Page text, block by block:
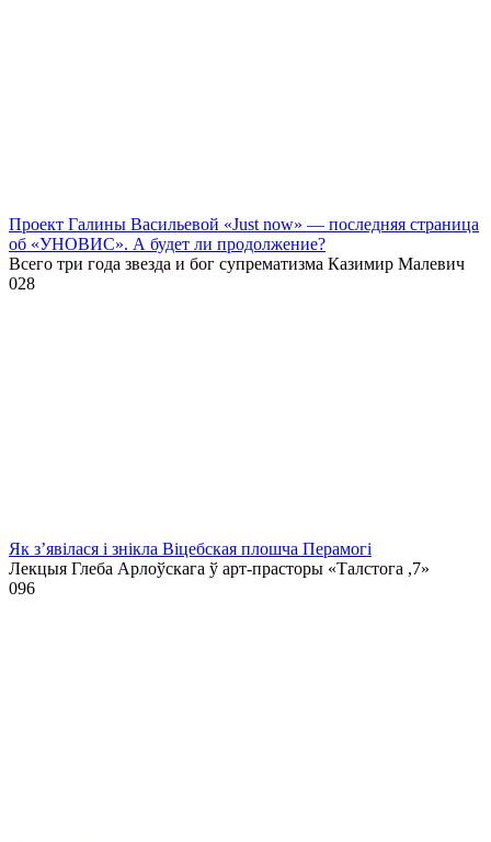
Проект Галины Васильевой «Just now» — последняя страница
об «УНОВИС». А будет ли продолжение?
Всего три года звезда и бог супрематизма Казимир Малевич
028
Як з’явілася і знікла Віцебская плошча Перамогі
Лекцыя Глеба Арлоўскага ў арт-прасторы «Талстога ,7»
096